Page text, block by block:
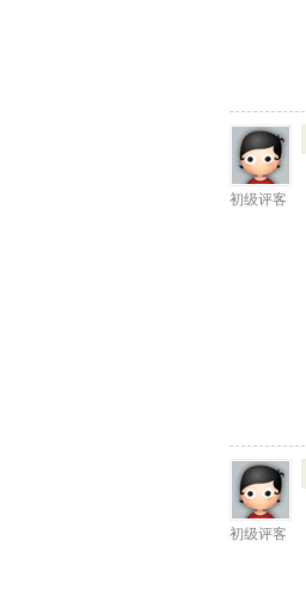
初级评客
初级评客